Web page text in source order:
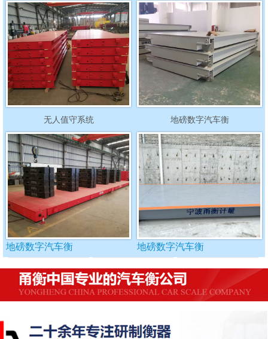
无人值守系统 地磅数字汽车衡
地磅数字汽车衡 地磅数字汽车衡